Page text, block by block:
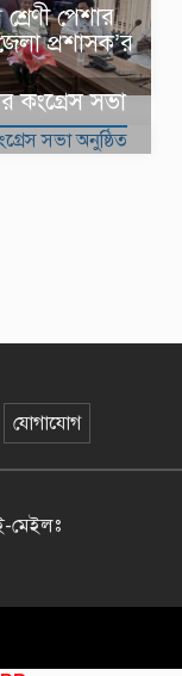
শ্রেণী পেশার
প্রশাসক’র
কংগ্রেস সভা
যোগাযোগ
মেইলঃ